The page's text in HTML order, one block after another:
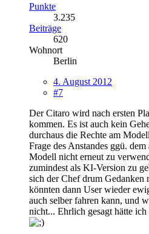
Punkte
3.235
Beiträge
620
Wohnort
Berlin
4. August 2012
#7
Der Citaro wird nach ersten
kommen. Es ist auch kein
durchaus die Rechte am
Frage des Anstandes ggü.
Modell nicht erneut zu
zumindest als KI-Version zu
sich der Chef drum Gedanken
könnten dann User wieder
auch selber fahren kann, und
nicht... Ehrlich gesagt hätte